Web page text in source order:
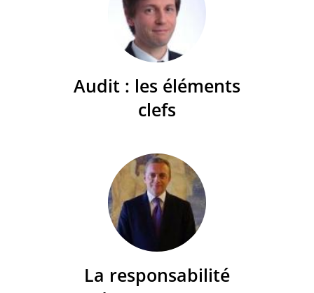
Audit : les éléments
clefs
La responsabilité